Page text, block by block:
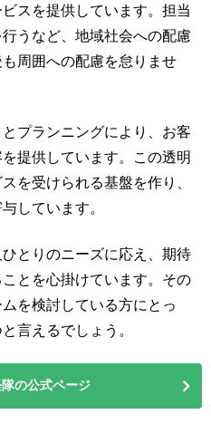
スを提供しています。担当
うなど、地域社会への配慮
周囲への配慮を怠りませ
プランニングにより、お客
提供しています。この透明
を受けられる基盤を作り、
しています。
とりのニーズに応え、期待
とを心掛けています。その
を検討している方にとっ
言えるでしょう。
の公式ページ